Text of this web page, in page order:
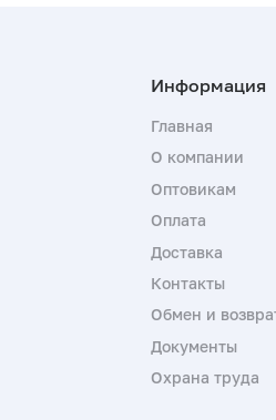
Главная
О компании
Оптовикам
Оплата
Доставка
Контакты
Обмен и
Документы
Охрана труда